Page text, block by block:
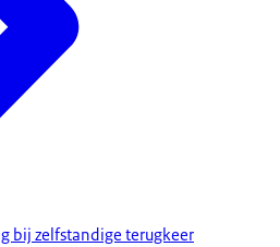
bij zelfstandige terugkeer